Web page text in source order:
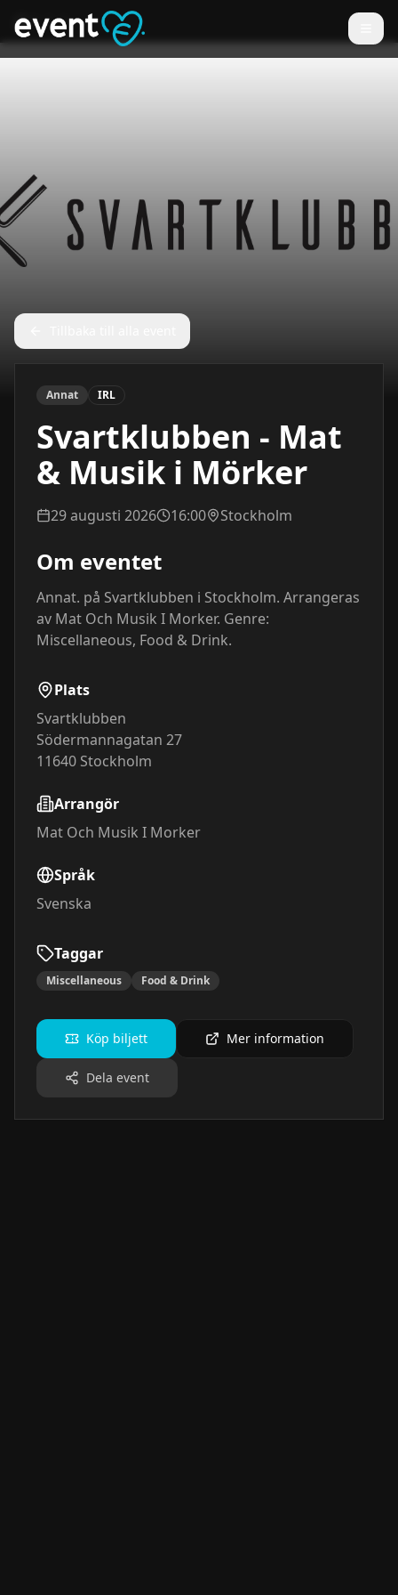
Annat IRL
Svartklubben - Mat
& Musik i Mörker
29 augusti 2026 16:00 Stockholm
Om eventet
Annat. på Svartklubben i Stockholm. Arrangeras
av Mat Och Musik I Morker. Genre:
Miscellaneous, Food & Drink.
Plats
Svartklubben
Södermannagatan 27
11640 Stockholm
Arrangör
Mat Och Musik I Morker
Språk
Svenska
Taggar
Miscellaneous Food & Drink
Köp biljett Mer information
Dela event